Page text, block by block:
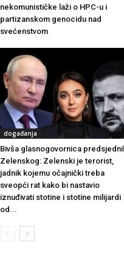
nekomunističke laži o HPC-u i
partizanskom genocidu nad
svećenstvom
događanja
Bivša glasnogovornica
Zelenskog: Zelenski je terorist,
jadnik kojemu očajnički treba
sveopći rat kako bi nastavio
iznuđivati ​​stotine i stotine milijardi
od...